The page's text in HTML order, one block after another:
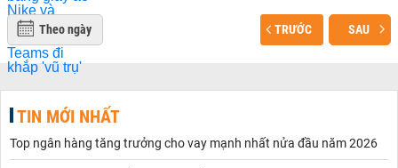
Theo ngày TRƯỚC SAU
TIN MỚI NHẤT
Top ngân hàng tăng trưởng cho vay mạnh nhất nửa đầu năm 2026